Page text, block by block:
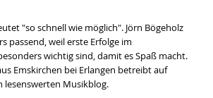
"so schnell wie möglich". Jörn Bögeholz
passend, weil erste Erfolge im
wichtig sind, damit es Spaß macht.
Emskirchen bei Erlangen betreibt auf
lesenswerten Musikblog.